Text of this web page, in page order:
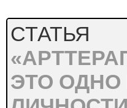
СТАТЬЯ
ЭТО